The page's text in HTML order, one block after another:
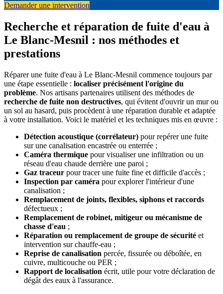
Demander une intervention
Recherche et réparation de fuite d'eau à
Le Blanc-Mesnil : nos méthodes et
prestations
Réparer une fuite d'eau à Le Blanc-Mesnil commence toujours par
une étape essentielle : localiser précisément l'origine du
problème. Nos artisans partenaires utilisent des méthodes de
recherche de fuite non destructives, qui évitent d'ouvrir un mur ou
un sol au hasard, puis procèdent à une réparation durable et adaptée
à votre installation. Voici le matériel et les techniques mis en œuvre :
Détection acoustique (corrélateur) pour repérer une fuite
sur une canalisation encastrée ou enterrée ;
Caméra thermique pour visualiser une infiltration ou un
réseau d'eau chaude derrière une paroi ;
Gaz traceur pour tracer une fuite fine et difficile d'accès ;
Inspection par caméra pour explorer l'intérieur d'une
canalisation ;
Remplacement de joints, flexibles, siphons et raccords
défectueux ;
Remplacement de robinet, mitigeur ou mécanisme de
chasse d'eau ;
Réparation ou remplacement de groupe de sécurité et
intervention sur chauffe-eau ;
Reprise de canalisation percée, fissurée ou déboîtée, en
cuivre, multicouche ou PER ;
Rapport de localisation écrit, utile pour votre déclaration de
dégât des eaux à l'assurance.